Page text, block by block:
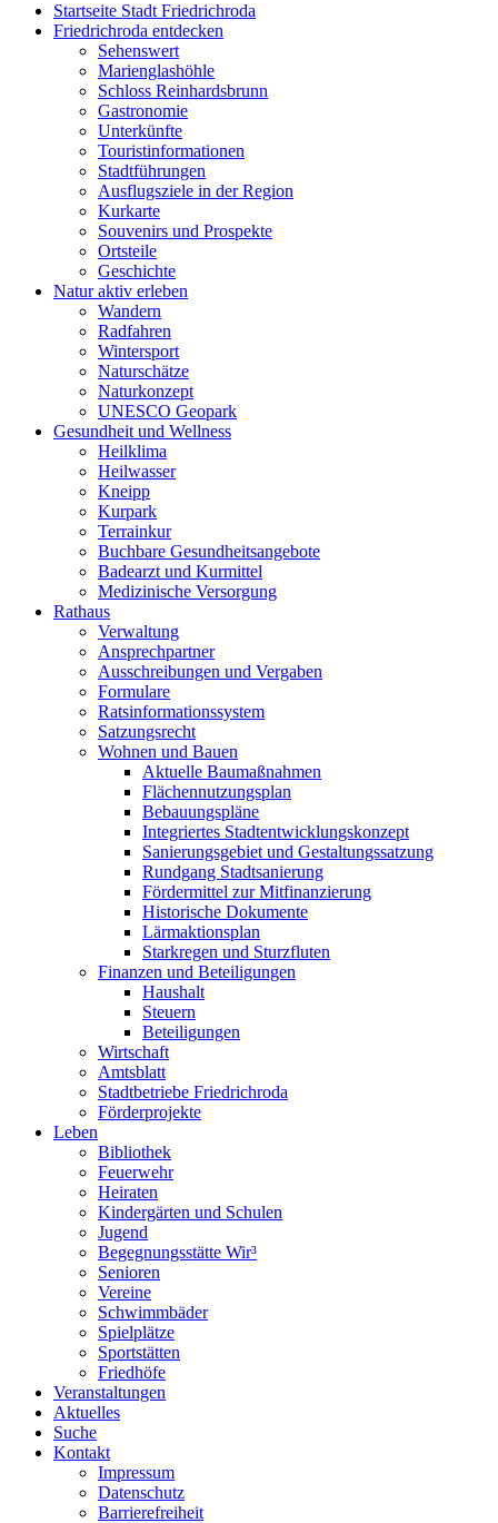
Startseite Stadt Friedrichroda
Friedrichroda entdecken
Sehenswert
Marienglashöhle
Schloss Reinhardsbrunn
Gastronomie
Unterkünfte
Touristinformationen
Stadtführungen
Ausflugsziele in der Region
Kurkarte
Souvenirs und Prospekte
Ortsteile
Geschichte
Natur aktiv erleben
Wandern
Radfahren
Wintersport
Naturschätze
Naturkonzept
UNESCO Geopark
Gesundheit und Wellness
Heilklima
Heilwasser
Kneipp
Kurpark
Terrainkur
Buchbare Gesundheitsangebote
Badearzt und Kurmittel
Medizinische Versorgung
Rathaus
Verwaltung
Ansprechpartner
Ausschreibungen und Vergaben
Formulare
Ratsinformationssystem
Satzungsrecht
Wohnen und Bauen
Aktuelle Baumaßnahmen
Flächennutzungsplan
Bebauungspläne
Integriertes Stadtentwicklungskonzept
Sanierungsgebiet und Gestaltungssatzung
Rundgang Stadtsanierung
Fördermittel zur Mitfinanzierung
Historische Dokumente
Lärmaktionsplan
Starkregen und Sturzfluten
Finanzen und Beteiligungen
Haushalt
Steuern
Beteiligungen
Wirtschaft
Amtsblatt
Stadtbetriebe Friedrichroda
Förderprojekte
Leben
Bibliothek
Feuerwehr
Heiraten
Kindergärten und Schulen
Jugend
Begegnungsstätte Wir³
Senioren
Vereine
Schwimmbäder
Spielplätze
Sportstätten
Friedhöfe
Veranstaltungen
Aktuelles
Suche
Kontakt
Impressum
Datenschutz
Barrierefreiheit